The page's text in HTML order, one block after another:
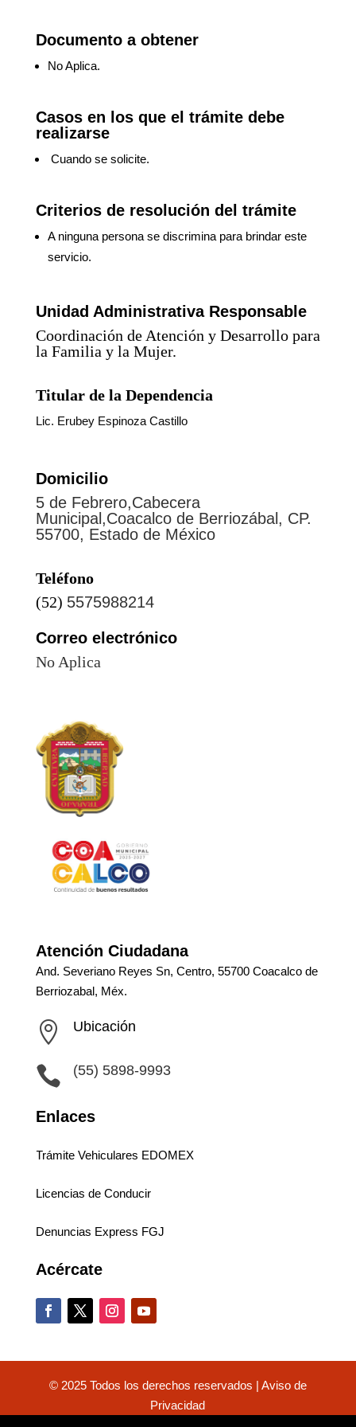
Documento a obtener
No Aplica.
Casos en los que el trámite debe
realizarse
Cuando se solicite.
Criterios de resolución del trámite
A ninguna persona se discrimina para brindar este
servicio.
Unidad Administrativa Responsable
Coordinación de Atención y Desarrollo para
la Familia y la Mujer.
Titular de la Dependencia
Lic. Erubey Espinoza Castillo
Domicilio
5 de Febrero,Cabecera
Municipal,Coacalco de Berriozábal, CP.
55700, Estado de México
Teléfono
(52) 5575988214
Correo electrónico
No Aplica
Atención Ciudadana
And. Severiano Reyes Sn, Centro, 55700 Coacalco de
Berriozabal, Méx.
 Ubicación
 (55) 5898-9993
Enlaces
Trámite Vehiculares EDOMEX
Licencias de Conducir
Denuncias Express FGJ
Acércate
© 2025 Todos los derechos reservados | Aviso de
Privacidad